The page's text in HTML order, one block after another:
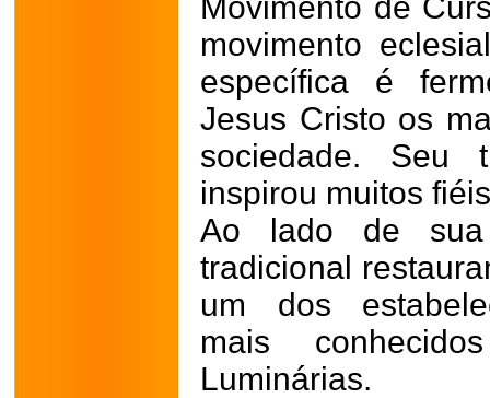
movimento
específica é
Jesus Cristo os
sociedade. Seu
inspirou muitos
Ao lado de sua
tradicional
um dos
mais
Luminárias.